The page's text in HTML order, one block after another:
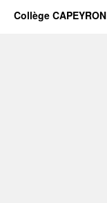
Collège CAPEYRON